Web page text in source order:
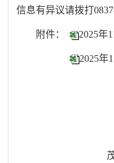
信息有异议请拨打
附件： 2025年
2025年